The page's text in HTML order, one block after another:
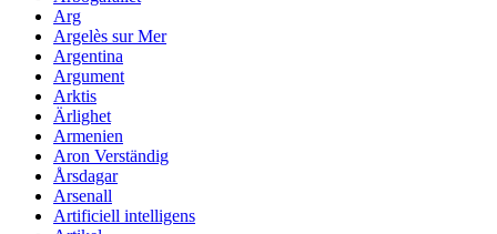
Arg
Argelès sur Mer
Argentina
Argument
Arktis
Ärlighet
Armenien
Aron Verständig
Årsdagar
Arsenall
Artificiell intelligens